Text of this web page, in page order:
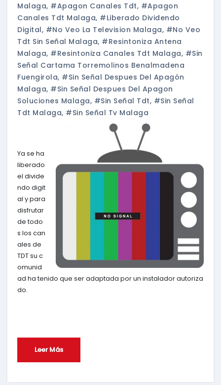
Malaga, #apagon Canales Tdt, #apagon
Canales Tdt Malaga, #liberado Dividendo
Digital, #no Veo La Television Malaga, #no Veo
Tdt Sin Señal Malaga, #resintoniza Antena
Malaga, #resintoniza Canales Tdt Malaga, #sin
Señal Cartama Torremolinos Benalmadena
Fuengirola, #sin Señal Despues Del Apagón
Malaga, #sin Señal Despues Del Apagon
Soluciones Malaga, #sin Señal Tdt, #sin Señal
Tdt Malaga, #sin Señal Tv Malaga
Ya se ha
liberado
el divide
ndo digit
al y para
disfrutar
de todo
s los can
ales de
TDT su c
omunid
ad ha tenido que ser adaptada por un instalador autoriza
do.
Leer Más